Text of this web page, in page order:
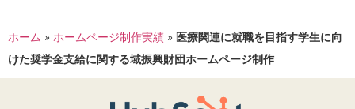
ホーム » ホームページ制作実績 » 医療関連に就職を目指す学生に向
けた奨学金支給に関する域振興財団ホームページ制作